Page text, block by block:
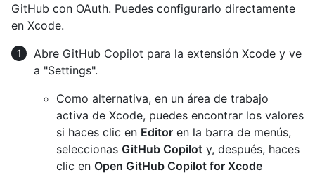
GitHub con OAuth. Puedes configurarlo directamente
en Xcode.
Abre GitHub Copilot para la extensión Xcode y ve
a "Settings".
Como alternativa, en un área de trabajo
activa de Xcode, puedes encontrar los valores
si haces clic en Editor en la barra de menús,
seleccionas GitHub Copilot y, después, haces
clic en Open GitHub Copilot for Xcode